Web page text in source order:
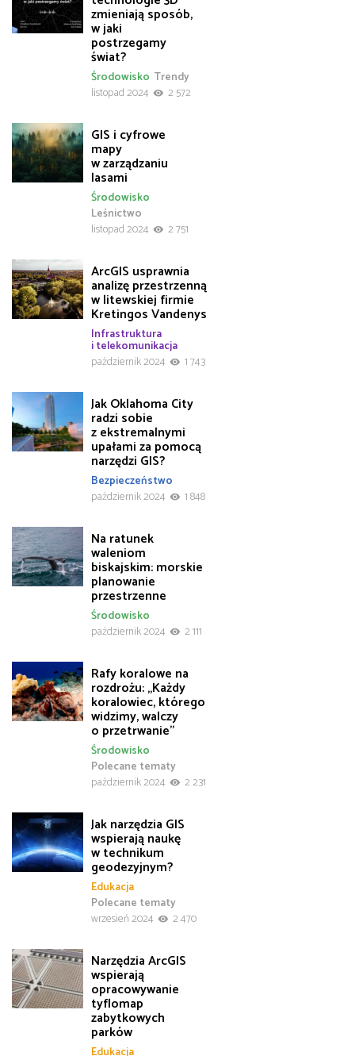
zmieniają sposób,
w jaki
postrzegamy
świat?
Środowisko Trendy
listopad 2024
2 572
GIS i cyfrowe
mapy
w zarządzaniu
lasami
Leśnictwo
Środowisko
listopad 2024
2 751
ArcGIS usprawnia
analizę przestrzenną
w litewskiej firmie
Kretingos Vandenys
Infrastruktura
i telekomunikacja
październik 2024
1 743
Jak Oklahoma City
radzi sobie
z ekstremalnymi
upałami za pomocą
narzędzi GIS?
Bezpieczeństwo
październik 2024
1 848
Na ratunek
waleniom
biskajskim: morskie
planowanie
przestrzenne
Środowisko
październik 2024
2 111
Rafy koralowe na
rozdrożu: „Każdy
koralowiec, którego
widzimy, walczy
o przetrwanie”
Polecane tematy
Środowisko
październik 2024
2 231
Jak narzędzia GIS
wspierają naukę
w technikum
geodezyjnym?
Edukacja
Polecane tematy
wrzesień 2024
2 470
Narzędzia ArcGIS
wspierają
opracowywanie
tyflomap
zabytkowych
parków
Edukacja